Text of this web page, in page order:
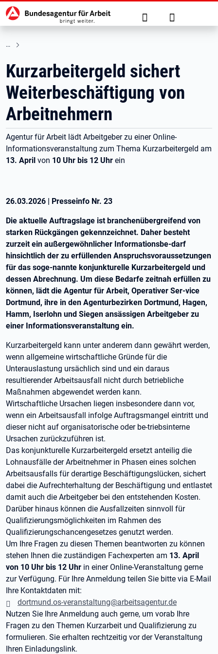
zu den Hauptinhalten springen
Hauptnavigation Suche Anmelden
Kurzarbeitergeld sichert
Weiterbeschäftigung von
Arbeitnehmern
Agentur für Arbeit lädt Arbeitgeber zu einer Online-
Informationsveranstaltung zum Thema Kurzarbeitergeld am
13. April von 10 Uhr bis 12 Uhr ein
26.03.2026 | Presseinfo Nr. 23
Die aktuelle Auftragslage ist branchenübergreifend von
starken Rückgängen gekennzeichnet. Daher besteht
zurzeit ein außergewöhnlicher Informationsbe-darf
hinsichtlich der zu erfüllenden Anspruchsvoraussetzungen
für das soge-nannte konjunkturelle Kurzarbeitergeld und
dessen Abrechnung. Um diese Bedarfe zeitnah erfüllen zu
können, lädt die Agentur für Arbeit, Operativer Ser-vice
Dortmund, ihre in den Agenturbezirken Dortmund, Hagen,
Hamm, Iserlohn und Siegen ansässigen Arbeitgeber zu
einer Informationsveranstaltung ein.
Kurzarbeitergeld kann unter anderem dann gewährt werden,
wenn allgemeine wirtschaftliche Gründe für die
Unterauslastung ursächlich sind und ein daraus
resultierender Arbeitsausfall nicht durch betriebliche
Maßnahmen abgewendet werden kann.
Wirtschaftliche Ursachen liegen insbesondere dann vor,
wenn ein Arbeitsausfall infolge Auftragsmangel eintritt und
dieser nicht auf organisatorische oder be-triebsinterne
Ursachen zurückzuführen ist.
Das konjunkturelle Kurzarbeitergeld ersetzt anteilig die
Lohnausfälle der Arbeitnehmer in Phasen eines solchen
Arbeitsausfalls für derartige Beschäftigungslücken, sichert
dabei die Aufrechterhaltung der Beschäftigung und entlastet
damit auch die Arbeitgeber bei den entstehenden Kosten.
Darüber hinaus können die Ausfallzeiten sinnvoll für
Qualifizierungsmöglichkeiten im Rahmen des
Qualifizierungschancengesetzes genutzt werden.
Um Ihre Fragen zu diesen Themen beantworten zu können
stehen Ihnen die zuständigen Fachexperten am 13. April
von 10 Uhr bis 12 Uhr in einer Online-Veranstaltung gerne
zur Verfügung. Für Ihre Anmeldung teilen Sie bitte via E-Mail
Ihre Kontaktdaten mit:
dortmund.os-veranstaltung@arbeitsagentur.de
Nutzen Sie Ihre Anmeldung auch gerne, um vorab Ihre
Fragen zu den Themen Kurzarbeit und Qualifizierung zu
formulieren. Sie erhalten rechtzeitig vor der Veranstaltung
Ihren Einladungslink.